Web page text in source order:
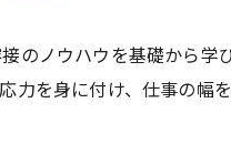
のノウハウを基礎から学
を身に付け、仕事の幅